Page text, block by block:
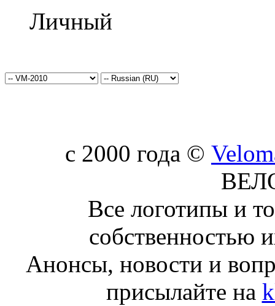
Личный
c 2000 года ©
Все логотипы и
собственностью
Анонсы, новости и
присылайте на